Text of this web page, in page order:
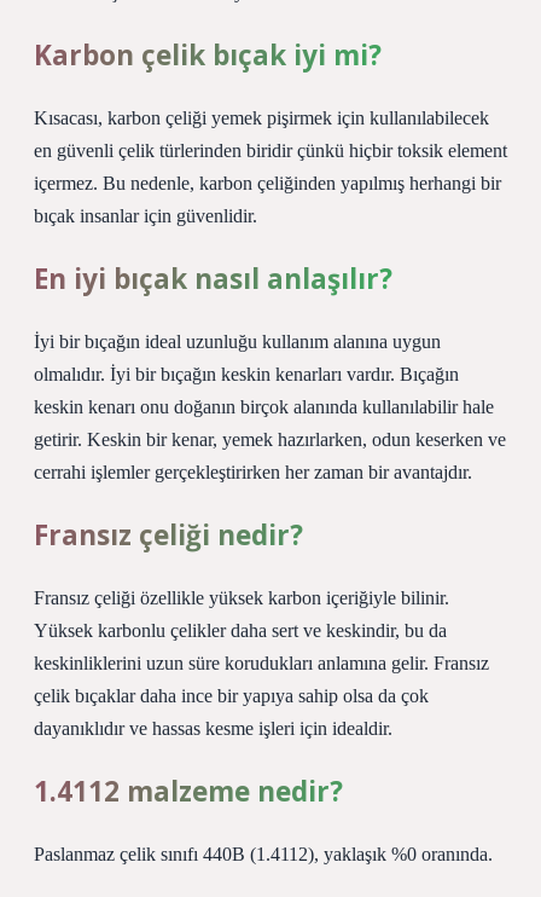
Karbon çelik bıçak iyi mi?
Kısacası, karbon çeliği yemek pişirmek için kullanılabilecek
en güvenli çelik türlerinden biridir çünkü hiçbir toksik element
içermez. Bu nedenle, karbon çeliğinden yapılmış herhangi bir
bıçak insanlar için güvenlidir.
En iyi bıçak nasıl anlaşılır?
İyi bir bıçağın ideal uzunluğu kullanım alanına uygun
olmalıdır. İyi bir bıçağın keskin kenarları vardır. Bıçağın
keskin kenarı onu doğanın birçok alanında kullanılabilir hale
getirir. Keskin bir kenar, yemek hazırlarken, odun keserken ve
cerrahi işlemler gerçekleştirirken her zaman bir avantajdır.
Fransız çeliği nedir?
Fransız çeliği özellikle yüksek karbon içeriğiyle bilinir.
Yüksek karbonlu çelikler daha sert ve keskindir, bu da
keskinliklerini uzun süre korudukları anlamına gelir. Fransız
çelik bıçaklar daha ince bir yapıya sahip olsa da çok
dayanıklıdır ve hassas kesme işleri için idealdir.
1.4112 malzeme nedir?
Paslanmaz çelik sınıfı 440B (1.4112), yaklaşık %0 oranında.